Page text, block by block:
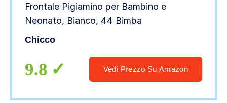
Frontale Pigiamino per Bambino e
Neonato, Bianco, 44 Bimba
Chicco
9.8 Vedi Prezzo Su Amazon